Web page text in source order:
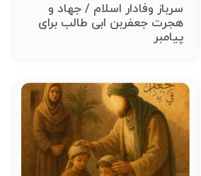
سرباز وفادار اسلام / جهاد و
هجرت جعفربن ابی طالب برای
پیامبر